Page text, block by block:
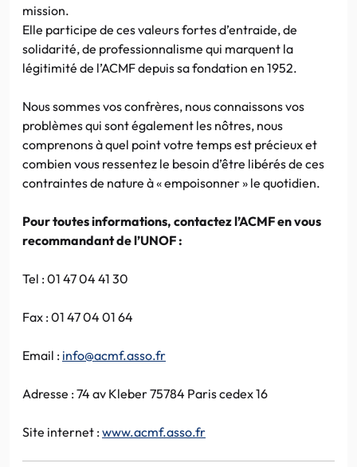
mission.
Elle participe de ces valeurs fortes d’entraide, de
solidarité, de professionnalisme qui marquent la
légitimité de l’ACMF depuis sa fondation en 1952.
Nous sommes vos confrères, nous connaissons vos
problèmes qui sont également les nôtres, nous
comprenons à quel point votre temps est précieux et
combien vous ressentez le besoin d’être libérés de ces
contraintes de nature à « empoisonner » le quotidien.
Pour toutes informations, contactez l’ACMF en vous
recommandant de l’UNOF :
Tel : 01 47 04 41 30
Fax : 01 47 04 01 64
Email : info@acmf.asso.fr
Adresse : 74 av Kleber 75784 Paris cedex 16
Site internet :www.acmf.asso.fr